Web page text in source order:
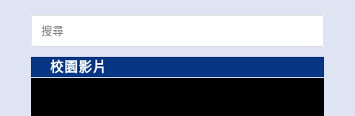
Search
for:
校園影片